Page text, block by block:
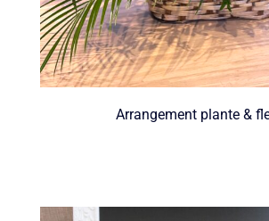
Arrangement plante &